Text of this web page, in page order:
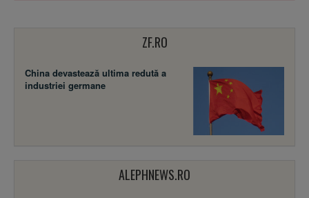
ZF.RO
China devastează ultima redută a
industriei germane
ALEPHNEWS.RO